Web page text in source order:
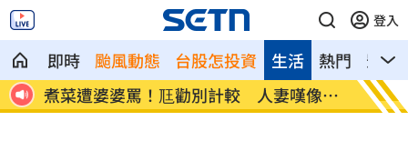
登入
即時 颱風動態 台股怎投資 熱門 影音
生活
台
新／白海豚近北部海面！氣象署發豪雨特
報
南電